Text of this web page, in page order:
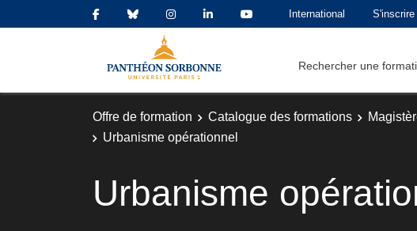
International S'inscrire
Rechercher une
Offre de formation Catalogue des formations
Urbanisme opérationnel
Urbanisme